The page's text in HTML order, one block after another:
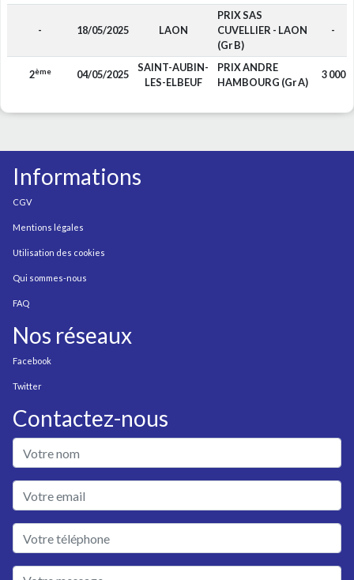
- 18/05/2025 LAON
PRIX SAS
CUVELLIER - LAON
(Gr B)
-
2ème 04/05/2025
SAINT-AUBIN-
LES-ELBEUF
PRIX ANDRE
HAMBOURG (Gr A)
3 000
Informations
CGV
Mentions légales
Utilisation des cookies
Qui sommes-nous
FAQ
Nos réseaux
Facebook
Twitter
Contactez-nous